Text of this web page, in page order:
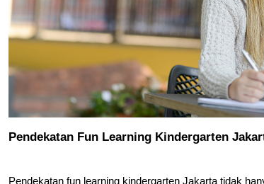
Pendekatan Fun Learning Kindergarten
Pendekatan fun learning kindergarten Jakarta tidak